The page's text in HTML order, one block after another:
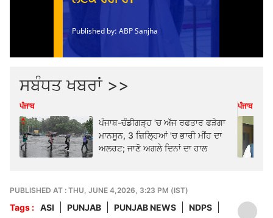
ਸਬੰਧਤ ਖਬਰਾਂ >>
ਪੰਜਾਬ
ਪੰਜਾਬ-ਚੰਡੀਗੜ੍ਹ 'ਚ ਅੱਜ ਰਫਤਾਰ ਫੜੇਗਾ
ਮਾਨਸੂਨ, 3 ਜ਼ਿਲ੍ਹਿਆਂ 'ਚ ਭਾਰੀ ਮੀਂਹ ਦਾ
ਅਲਰਟ; ਜਾਣੋ ਅਗਲੇ ਦਿਨਾਂ ਦਾ ਹਾਲ
ਪੰਜਾਬ
PUBLISHED AT : THU, JUNE 4,2026, 3:23 PM (IST)
Tags : ASI PUNJAB PUNJAB NEWS
NDPS